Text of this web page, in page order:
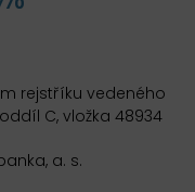
rejstříku vedeného
C, vložka 48934
a. s.